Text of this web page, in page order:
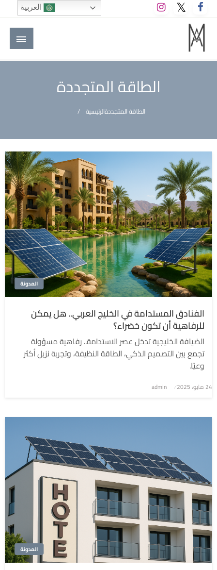
التخطي
إلى
المحتوى
M A hotels | إم ايه هوتيلز
الموقع الأول للعاملين في الفنادق في العالم العربي
الطاقة المتجددة
الرئيسيةالطاقة المتجددة
المدونة
الفنادق المستدامة في الخليج العربي.. هل يمكن
للرفاهية أن تكون خضراء؟
الضيافة الخليجية تدخل عصر الاستدامة.. رفاهية مسؤولة
تجمع بين التصميم الذكي، الطاقة النظيفة، وتجربة نزيل أكثر
وعيًا.
نُشر
24 مايو، 2025 admin
المدونة
العربية